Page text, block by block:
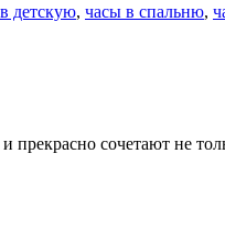
детскую, часы в спальню,
сочетают не